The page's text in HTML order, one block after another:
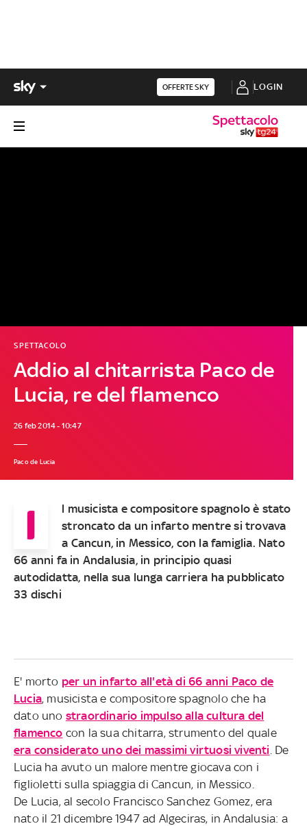
OFFERTE SKY LOGIN
Addio al chitarrista Paco de
Lucia, re del flamenco
SPETTACOLO
26 feb 2014 - 10:47
Paco de Lucia
I
l musicista e compositore spagnolo è stato
stroncato da un infarto mentre si trovava
a Cancun, in Messico, con la famiglia. Nato
66 anni fa in Andalusia, in principio quasi
autodidatta, nella sua lunga carriera ha pubblicato
33 dischi
E' morto per un infarto all'età di 66 anni Paco de
Lucia, musicista e compositore spagnolo che ha
dato uno straordinario impulso alla cultura del
flamenco con la sua chitarra, strumento del quale
era considerato uno dei massimi virtuosi viventi . De
Lucia ha avuto un malore mentre giocava con i
figlioletti sulla spiaggia di Cancun, in Messico.
De Lucia, al secolo Francisco Sanchez Gomez, era
nato il 21 dicembre 1947 ad Algeciras, in Andalusia: a